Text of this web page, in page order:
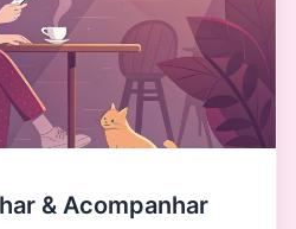
& Acompanhar